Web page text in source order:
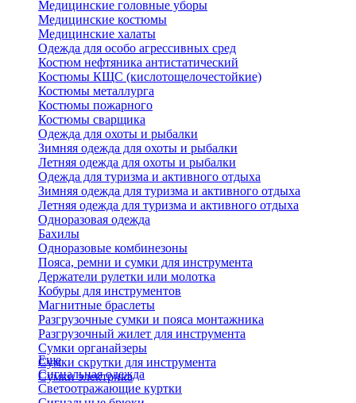
Медицинские головные уборы
Медицинские костюмы
Медицинские халаты
Одежда для особо агрессивных сред
Костюм нефтяника антистатический
Костюмы КЩС (кислотощелочестойкие)
Костюмы металлурга
Костюмы пожарного
Костюмы сварщика
Одежда для охоты и рыбалки
Зимняя одежда для охоты и рыбалки
Летняя одежда для охоты и рыбалки
Одежда для туризма и активного отдыха
Зимняя одежда для туризма и активного отдыха
Летняя одежда для туризма и активного отдыха
Одноразовая одежда
Бахилы
Одноразовые комбинезоны
Пояса, ремни и сумки для инструмента
Держатели рулетки или молотка
Кобуры для инструментов
Магнитные браслеты
Разгрузочные сумки и пояса монтажника
Разгрузочный жилет для инструмента
Сумки органайзеры
Сумки скрутки для инструмента
Сумки электрика
Еще
Сигнальная одежда
Светоотражающие куртки